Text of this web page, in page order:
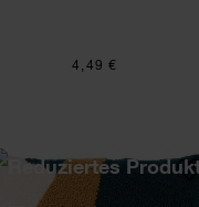
4,49 €
Punch